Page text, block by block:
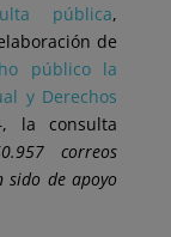
pública,
de
público la
y Derechos
la consulta
correos
sido de apoyo